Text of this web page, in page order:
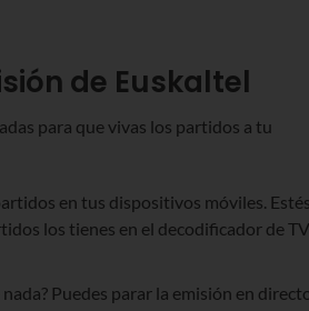
de Euskaltel
para que vivas los partidos a tu
en tus dispositivos móviles. Estés
los tienes en el decodificador de TV
Puedes parar la emisión en